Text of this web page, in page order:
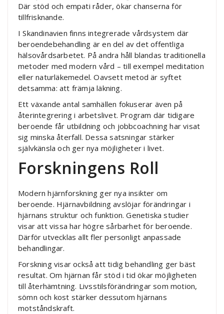
Där stöd och empati råder, ökar chanserna för
tillfrisknande.
I Skandinavien finns integrerade vårdsystem där
beroendebehandling är en del av det offentliga
hälsovårdsarbetet. På andra håll blandas traditionella
metoder med modern vård – till exempel meditation
eller naturläkemedel. Oavsett metod är syftet
detsamma: att främja läkning.
Ett växande antal samhällen fokuserar även på
återintegrering i arbetslivet. Program där tidigare
beroende får utbildning och jobbcoachning har visat
sig minska återfall. Dessa satsningar stärker
självkänsla och ger nya möjligheter i livet.
Forskningens Roll
Modern hjärnforskning ger nya insikter om
beroende. Hjärnavbildning avslöjar förändringar i
hjärnans struktur och funktion. Genetiska studier
visar att vissa har högre sårbarhet för beroende.
Därför utvecklas allt fler personligt anpassade
behandlingar.
Forskning visar också att tidig behandling ger bäst
resultat. Om hjärnan får stöd i tid ökar möjligheten
till återhämtning. Livsstilsförändringar som motion,
sömn och kost stärker dessutom hjärnans
motståndskraft.